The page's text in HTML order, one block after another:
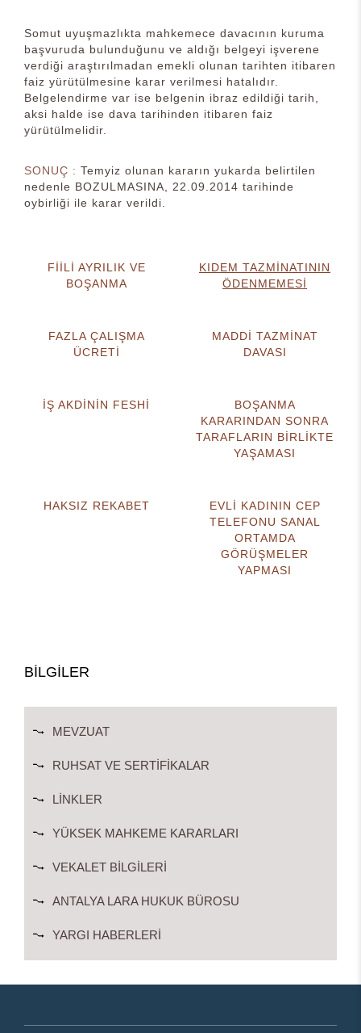
Somut uyuşmazlıkta mahkemece davacının kuruma
başvuruda bulunduğunu ve aldığı belgeyi işverene
verdiği araştırılmadan emekli olunan tarihten itibaren
faiz yürütülmesine karar verilmesi hatalıdır.
Belgelendirme var ise belgenin ibraz edildiği tarih,
aksi halde ise dava tarihinden itibaren faiz
yürütülmelidir.
SONUÇ : Temyiz olunan kararın yukarda belirtilen
nedenle BOZULMASINA, 22.09.2014 tarihinde
oybirliği ile karar verildi.
FİİLİ AYRILIK VE
BOŞANMA
KIDEM TAZMİNATININ
ÖDENMEMESİ
FAZLA ÇALIŞMA
ÜCRETİ
MADDİ TAZMİNAT
DAVASI
İŞ AKDİNİN FESHİ
BOŞANMA
KARARINDAN SONRA
TARAFLARIN BİRLİKTE
YAŞAMASI
HAKSIZ REKABET
EVLİ KADININ CEP
TELEFONU SANAL
ORTAMDA
GÖRÜŞMELER
YAPMASI
BİLGİLER
MEVZUAT
RUHSAT VE SERTIFIKALAR
LINKLER
YÜKSEK MAHKEME KARARLARI
VEKALET BILGILERI
ANTALYA LARA HUKUK BÜROSU
YARGI HABERLERI